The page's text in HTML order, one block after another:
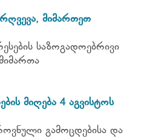
მიმართეთ
საზოგადოებრივი
მიღება 4 აგვისტოს
გამოცდებისა და